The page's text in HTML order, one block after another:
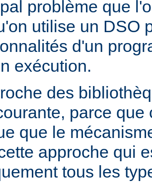
problème que
utilise un DSO
d'un
exécution.
des
parce que
que le
approche qui
tous les